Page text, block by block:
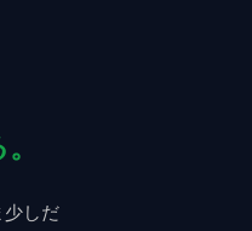
少しだ